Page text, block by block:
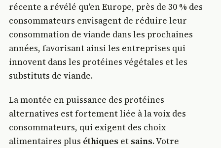
récente a révélé qu'en Europe, près de 30 % des
consommateurs envisagent de réduire leur
consommation de viande dans les prochaines
années, favorisant ainsi les entreprises qui
innovent dans les protéines végétales et les
substituts de viande.
La montée en puissance des protéines
alternatives est fortement liée à la voix des
consommateurs, qui exigent des choix
alimentaires plus éthiques et sains. Votre